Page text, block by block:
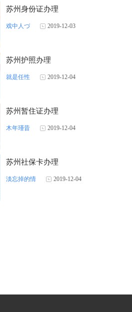
苏州身份证办理
戏中人づ 2019-12-03
苏州护照办理
就是任性 2019-12-04
苏州暂住证办理
木年瑾昔 2019-12-04
苏州社保卡办理
淡忘掉的情 2019-12-04